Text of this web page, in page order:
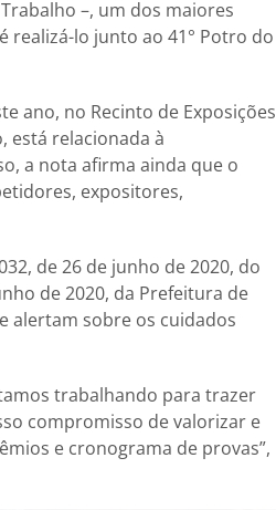
–, um dos maiores
realizá-lo junto ao 41° Potro do
ano, no Recinto de Exposições
está relacionada à
a nota afirma ainda que o
expositores,
de 26 de junho de 2020, do
de 2020, da Prefeitura de
alertam sobre os cuidados
trabalhando para trazer
compromisso de valorizar e
e cronograma de provas”,